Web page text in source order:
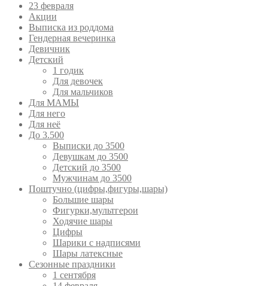
23 февраля
Акции
Выписка из роддома
Гендерная вечеринка
Девичник
Детский
1 годик
Для девочек
Для мальчиков
Для МАМЫ
Для него
Для неё
До 3.500
Выписки до 3500
Девушкам до 3500
Детский до 3500
Мужчинам до 3500
Поштучно (цифры,фигуры,шары)
Большие шары
Фигурки,мультгерои
Ходячие шары
Цифры
Шарики с надписями
Шары латексные
Сезонные праздники
1 сентября